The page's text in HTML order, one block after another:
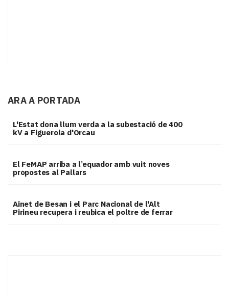
ARA A PORTADA
L'Estat dona llum verda a la subestació de 400
kV a Figuerola d'Orcau
El FeMAP arriba a l’equador amb vuit noves
propostes al Pallars
Ainet de Besan i el Parc Nacional de l'Alt
Pirineu recupera i reubica el poltre de ferrar